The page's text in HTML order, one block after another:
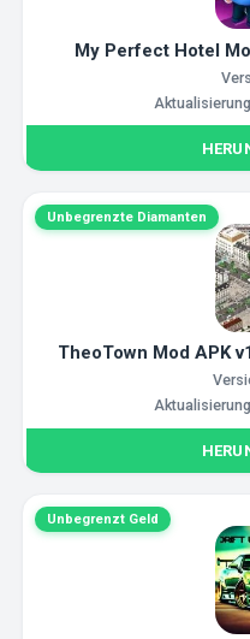
My Perfect Hotel
Unbegrenzte Diamanten
TheoTown Mod APK
Unbegrenzt Geld